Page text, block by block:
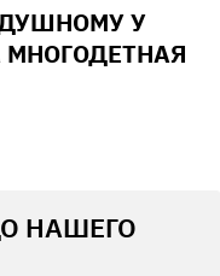
У
МНОГОДЕТНАЯ
НАШЕГО